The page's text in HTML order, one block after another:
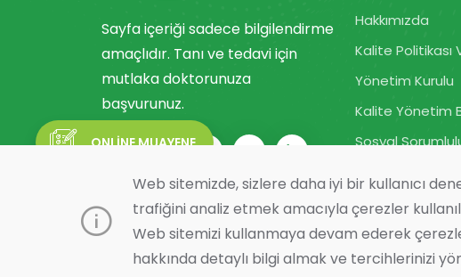
Web sitemizde, sizlere daha iyi bir kullanıcı
trafiğini analiz etmek amacıyla çerezler
Web sitemizi kullanmaya devam ederek
hakkında detaylı bilgi almak ve tercihlerinizi
ONLİNE MUAYENE
SONUÇLARI GÖR
Sayfa içeriği sadece bilgilendirme
amaçlıdır. Tanı ve tedavi için
mutlaka doktorunuza
başvurunuz.
Hakkımızda
Kalite Politikası
Yönetim Kurulu
Kalite Yönetim
Sosyal